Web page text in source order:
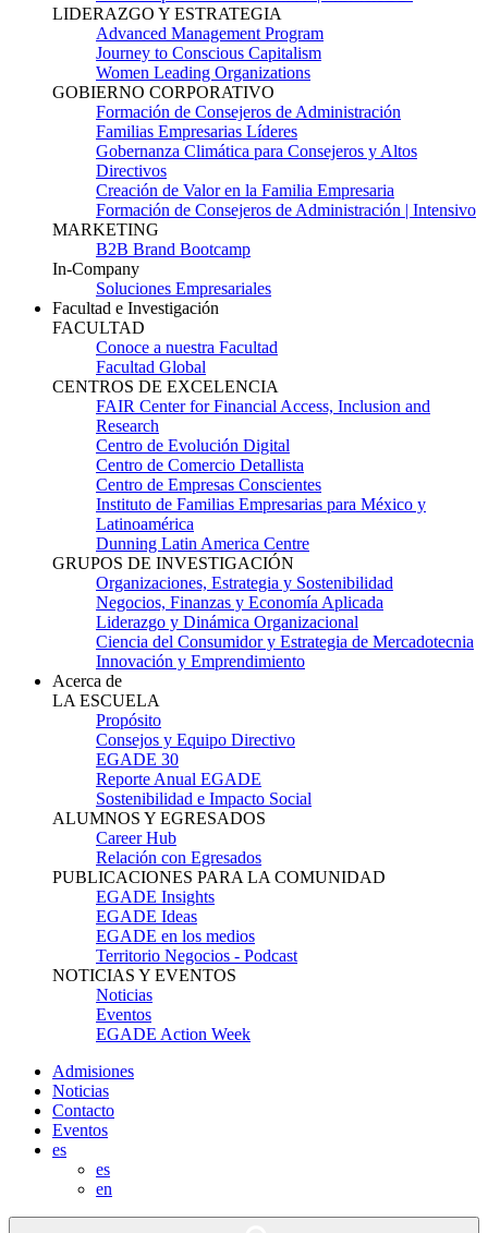
LIDERAZGO Y ESTRATEGIA
Advanced Management Program
Journey to Conscious Capitalism
Women Leading Organizations
GOBIERNO CORPORATIVO
Formación de Consejeros de Administración
Familias Empresarias Líderes
Gobernanza Climática para Consejeros y Altos
Directivos
Creación de Valor en la Familia Empresaria
Formación de Consejeros de Administración | Intensivo
MARKETING
B2B Brand Bootcamp
In-Company
Soluciones Empresariales
Facultad e Investigación
FACULTAD
Conoce a nuestra Facultad
Facultad Global
CENTROS DE EXCELENCIA
FAIR Center for Financial Access, Inclusion and
Research
Centro de Evolución Digital
Centro de Comercio Detallista
Centro de Empresas Conscientes
Instituto de Familias Empresarias para México y
Latinoamérica
Dunning Latin America Centre
GRUPOS DE INVESTIGACIÓN
Organizaciones, Estrategia y Sostenibilidad
Negocios, Finanzas y Economía Aplicada
Liderazgo y Dinámica Organizacional
Ciencia del Consumidor y Estrategia de Mercadotecnia
Innovación y Emprendimiento
Acerca de
LA ESCUELA
Propósito
Consejos y Equipo Directivo
EGADE 30
Reporte Anual EGADE
Sostenibilidad e Impacto Social
ALUMNOS Y EGRESADOS
Career Hub
Relación con Egresados
PUBLICACIONES PARA LA COMUNIDAD
EGADE Insights
EGADE Ideas
EGADE en los medios
Territorio Negocios - Podcast
NOTICIAS Y EVENTOS
Noticias
Eventos
EGADE Action Week
Admisiones
Noticias
Contacto
Eventos
es
es
en